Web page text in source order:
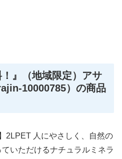
！』（地域限定）アサ
10000785）の商品
2LPET 人にやさしく、自然の
いただけるナチュラルミネラ